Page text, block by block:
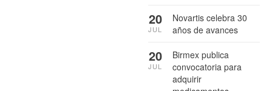
Novartis celebra 30
años de avances
20
JUL
Birmex publica
convocatoria para
adquirir
20
JUL